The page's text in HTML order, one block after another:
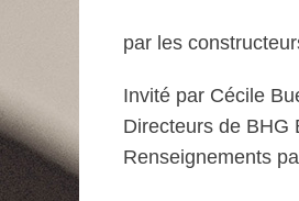
par les
Invité par Cécile
Directeurs de BHG
Renseignements